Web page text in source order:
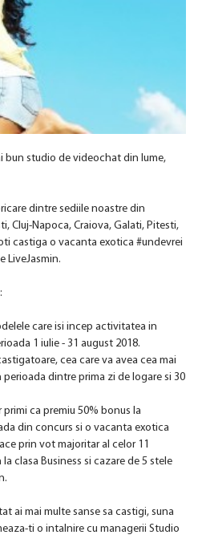
bun studio de videochat din lume,
dintre sediile noastre din
Cluj-Napoca, Craiova, Galati, Pitesti,
castiga o vacanta exotica #undevrei
LiveJasmin.
care isi incep activitatea in
1 iulie - 31 august 2018.
cea care va avea cea mai
dintre prima zi de logare si 30
ca premiu 50% bonus la
din concurs si o vacanta exotica
prin vot majoritar al celor 11
clasa Business si cazare de 5 stele
ai mai multe sanse sa castigi, suna
ti o intalnire cu managerii Studio